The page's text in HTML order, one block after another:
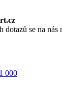
se na nás
000